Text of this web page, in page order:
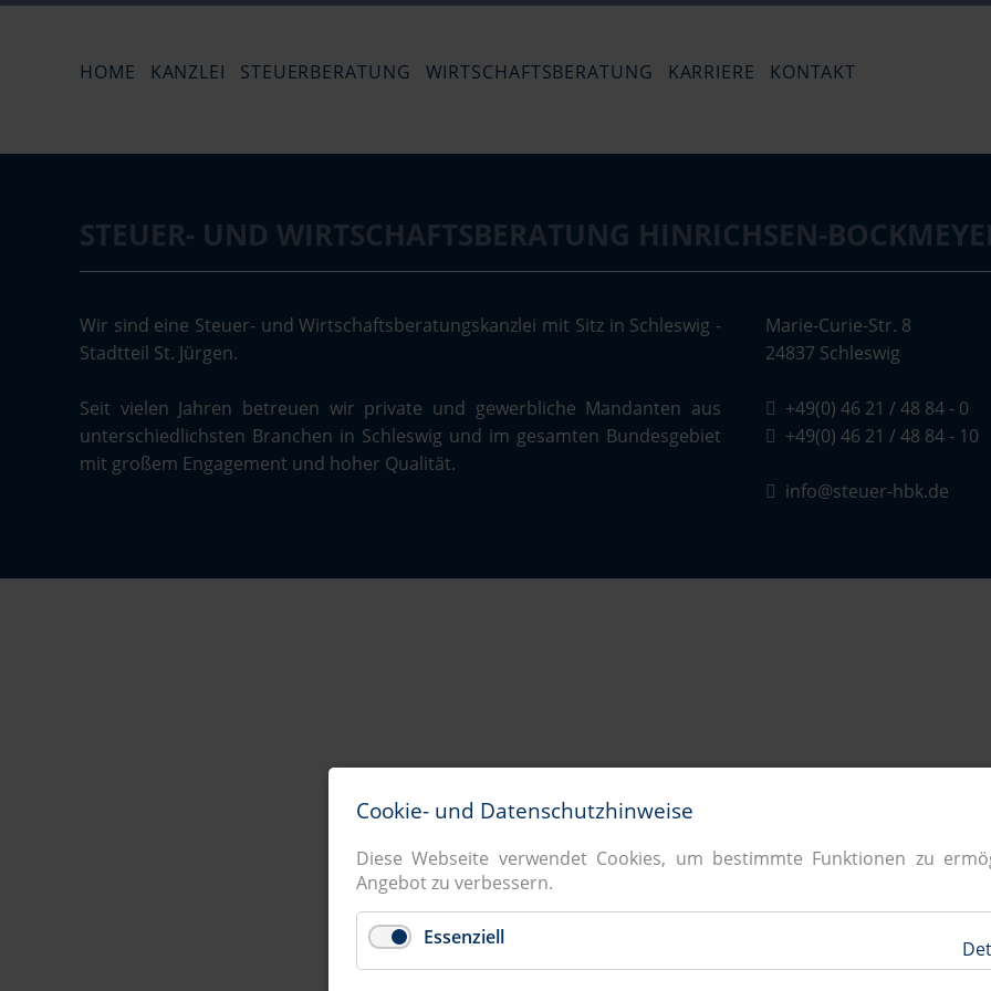
HOME KANZLEI STEUERBERATUNG WIRTSCHAFTSBERATUNG KARRIERE
Ausbildung zum
KONTAKT
Datenschutz
STEUER- UND WIRTSCHAFTSBERATUNG HINRICHSEN-
Wir sind eine Steuer- und Wirtschaftsberatungskanzlei mit Sitz in Schleswig -
Stadtteil St. Jürgen.
Seit vielen Jahren betreuen wir private und gewerbliche Mandanten aus
unterschiedlichsten Branchen in Schleswig und im gesamten Bundesgebiet
mit großem Engagement und hoher Qualität.
Marie-Curie-Str. 8
24837 Schleswig
+49(0) 46 21 / 48 84 - 0
+49(0) 46 21 / 48 84 - 10
info@steuer-hbk.de
Cookie- und Datenschutzhinweise
Diese Webseite verwendet Cookies, um bestimmte Funktionen zu
Angebot zu verbessern.
Essenziell